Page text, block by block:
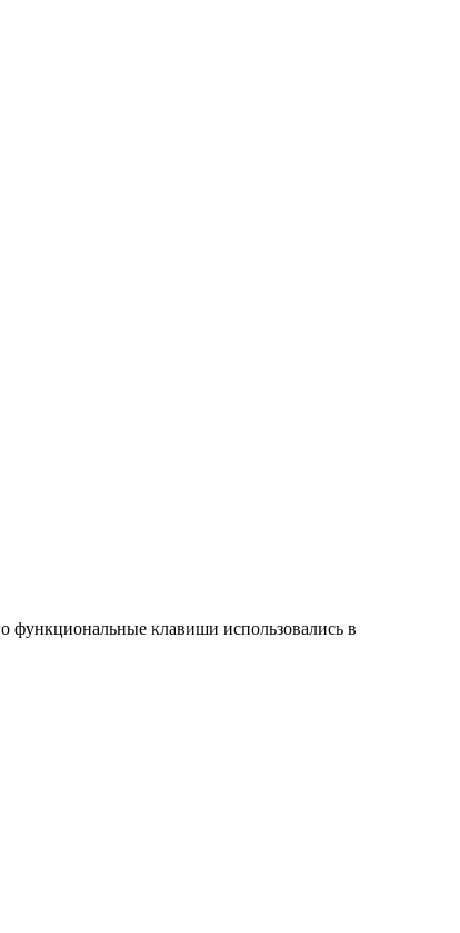
функциональные клавиши использовались в